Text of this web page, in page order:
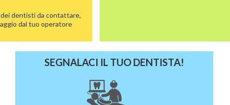
dentisti da contattare,
dal tuo operatore
SEGNALACI IL TUO DENTISTA!